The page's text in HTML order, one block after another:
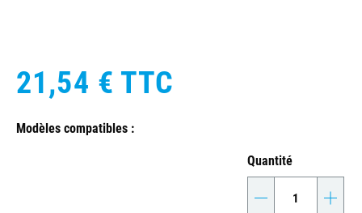
21,54 € TTC
Modèles compatibles :
Quantité
- +